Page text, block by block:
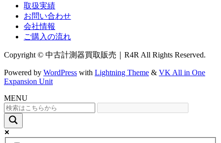
取扱実績
お問い合わせ
会社情報
ご購入の流れ
Copyright © 中古計測器買取販売｜R4R All Rights Reserved.
Powered by WordPress with Lightning Theme & VK All in One
Expansion Unit
MENU